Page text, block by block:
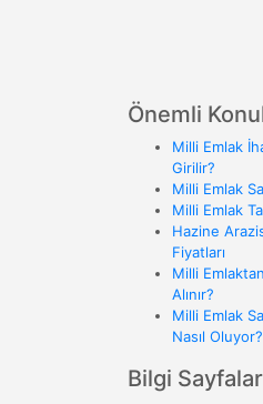
Önemli
Milli Emlak
Girilir?
Milli Emlak
Milli Emlak
Hazine
Fiyatları
Milli
Alınır?
Milli Emlak
Nasıl Oluyor?
Bilgi